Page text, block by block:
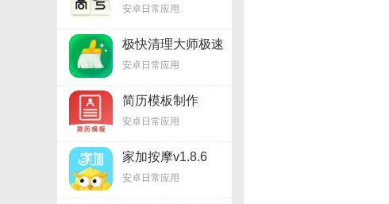
安卓日常应用
极快清理大师极速
版v1.8.1
安卓日常应用
简历模板制作
v3.7.1
安卓日常应用
家加按摩v1.8.6
安卓日常应用